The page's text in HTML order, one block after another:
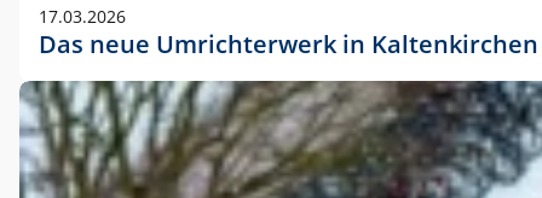
17.03.2026
Das neue Umrichterwerk in Kaltenkirchen